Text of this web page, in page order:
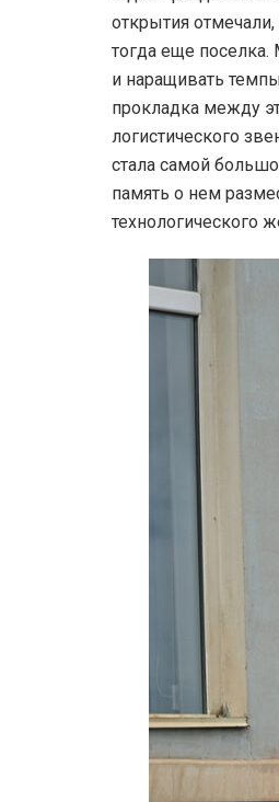
открытия
тогда еще
и наращивать
прокладка между
логистического
стала самой
память о нем
технологического